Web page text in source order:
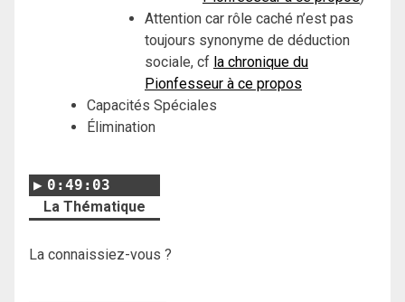
Attention car rôle caché n’est pas
toujours synonyme de déduction
sociale, cf la chronique du
Pionfesseur à ce propos
Capacités Spéciales
Élimination
0:49:03
La Thématique
La connaissiez-vous ?